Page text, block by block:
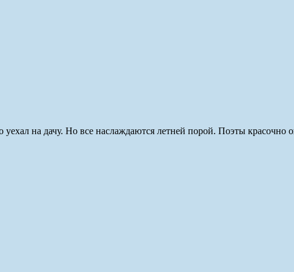
на дачу. Но все наслаждаются летней порой. Поэты красочно